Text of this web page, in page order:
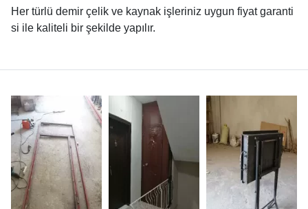
Her türlü demir çelik ve kaynak işleriniz uygun fiyat garanti
si ile kaliteli bir şekilde yapılır.